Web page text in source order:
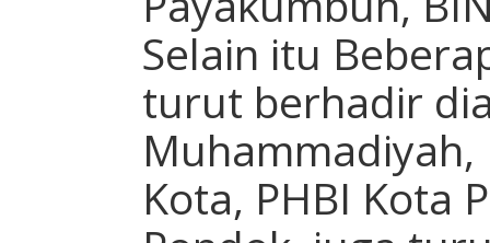
Selain itu
turut berhadir
Muhammadiyah,
Kota, PHBI Kota